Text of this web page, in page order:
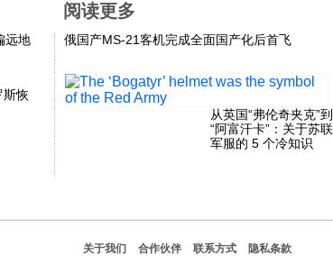
远地
斯恢
阅读更多
俄国产MS-21客机完成全面国产化后首飞
从英国“弗伦奇夹克”到
“阿富汗卡”：关于苏联
军服的 5 个冷知识
关于我们 合作伙伴 联系方式 隐私条款